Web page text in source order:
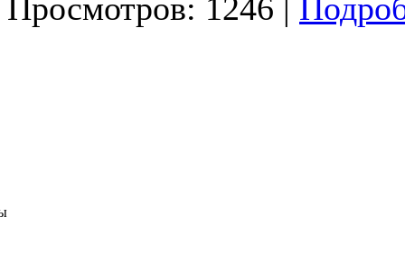
Просмотров: 1246 |